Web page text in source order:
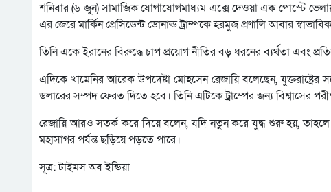
শনিবার (৬ জুন) সামাজিক যোগাযোগমাধ্যম এক্সে দেওয়া এক পোস্টে
এর জেরে মার্কিন প্রেসিডেন্ট ডোনাল্ড ট্রাম্পকে হরমুজ প্রণালি আবার
তিনি একে ইরানের বিরুদ্ধে চাপ প্রয়োগ নীতির বড় ধরনের ব্যর্থতা এবং
এদিকে খামেনির আরেক উপদেষ্টা মোহসেন রেজায়ি বলেছেন,
ডলারের সম্পদ ফেরত দিতে হবে। তিনি এটিকে ট্রাম্পের জন্য বিশ্বাসের
রেজায়ি আরও সতর্ক করে দিয়ে বলেন, যদি নতুন করে যুদ্ধ শুরু হয়,
মহাসাগর পর্যন্ত ছড়িয়ে পড়তে পারে।
সূত্র: টাইমস অব ইন্ডিয়া